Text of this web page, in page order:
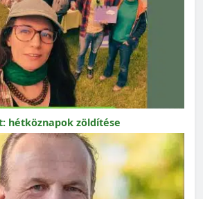
hétköznapok zöldítése